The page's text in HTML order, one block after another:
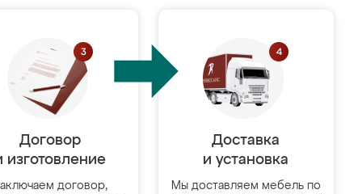
Договор
изготовление
договор,
Доставка
и установка
Мы доставляем мебель по